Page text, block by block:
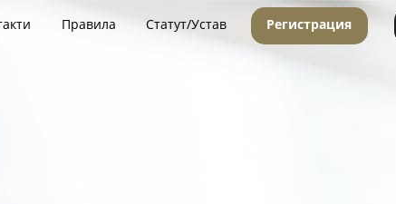
Правила Статут/Устав Регистрация